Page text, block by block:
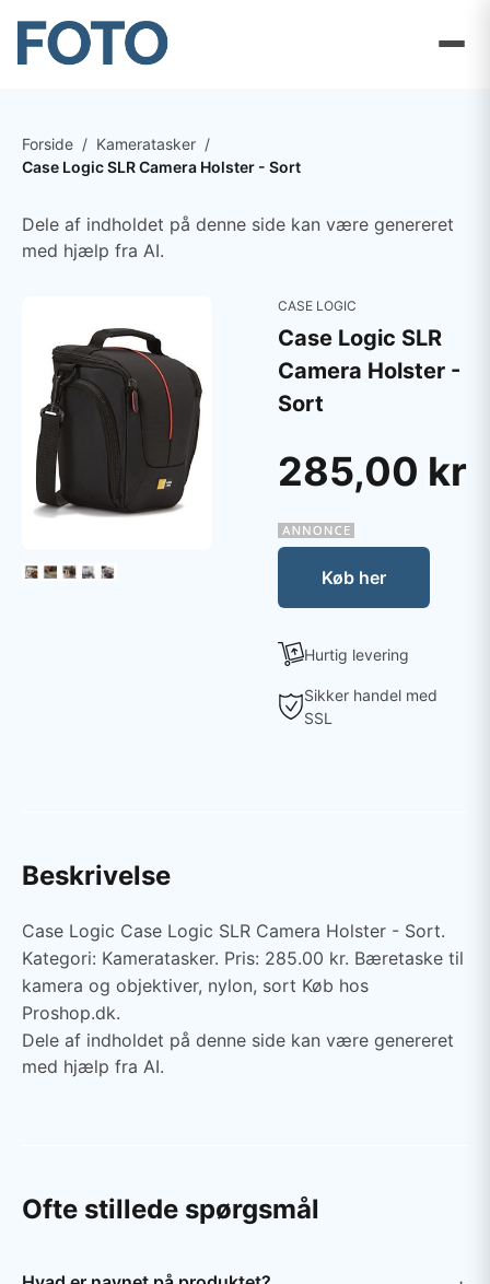
Forside / Kameratasker /
Case Logic SLR Camera Holster - Sort
Dele af indholdet på denne side kan være genereret
med hjælp fra AI.
CASE LOGIC
Case Logic SLR
Camera Holster -
Sort
285,00 kr
Køb her
Hurtig levering
Sikker handel med
SSL
Beskrivelse
Case Logic Case Logic SLR Camera Holster - Sort.
Kategori: Kameratasker. Pris: 285.00 kr. Bæretaske til
kamera og objektiver, nylon, sort Køb hos
Proshop.dk.
Dele af indholdet på denne side kan være genereret
med hjælp fra AI.
Ofte stillede spørgsmål